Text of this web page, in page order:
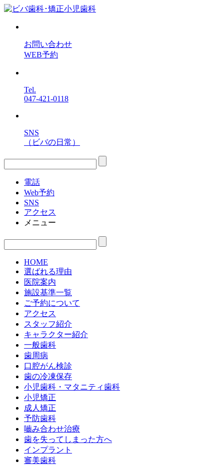
お問い合わせ
WEB予約
Tel.
047-421-0118
SNS
（ビバの日常）
電話
Web予約
SNS
アクセス
メニュー
HOME
選ばれる理由
医院案内
施設基準一覧
ご予約について
アクセス
スタッフ紹介
キャラクター紹介
一般歯科
歯周病
口腔がん検診
歯の冷凍保存
小児歯科・マタニティ歯科
小児矯正
成人矯正
予防歯科
嚙み合わせ治療
歯を失ってしまった方へ
インプラント
審美歯科